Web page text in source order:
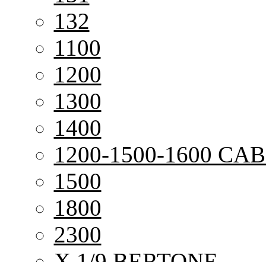
132
1100
1200
1300
1400
1200-1500-1600
1500
1800
2300